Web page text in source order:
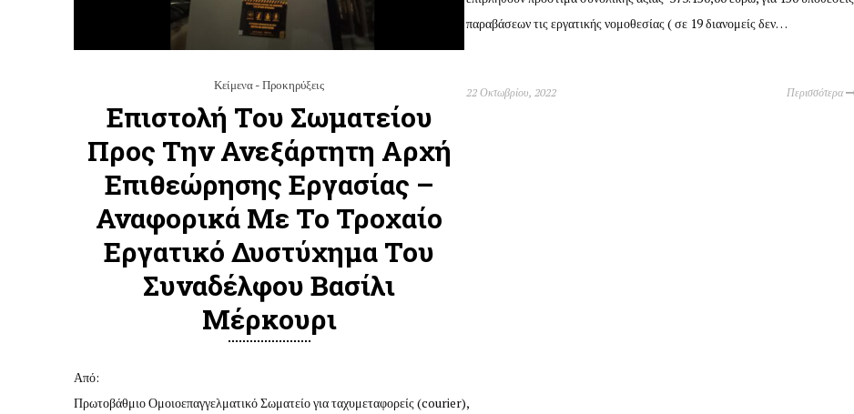
παραβάσεων τις εργατικής νομοθεσίας ( σε 19 διανομείς δεν…
22 Οκτωβρίου, 2022 Περισσότερα
Κείμενα - Προκηρύξεις
Επιστολή Του Σωματείου
Προς Την Ανεξάρτητη Αρχή
Επιθεώρησης Εργασίας –
Αναφορικά Με Το Τροχαίο
Εργατικό Δυστύχημα Του
Συναδέλφου Βασίλι
Μέρκουρι
Από:
Πρωτοβάθμιο Ομοιοεπαγγελματικό Σωματείο για ταχυμεταφορείς (courier),